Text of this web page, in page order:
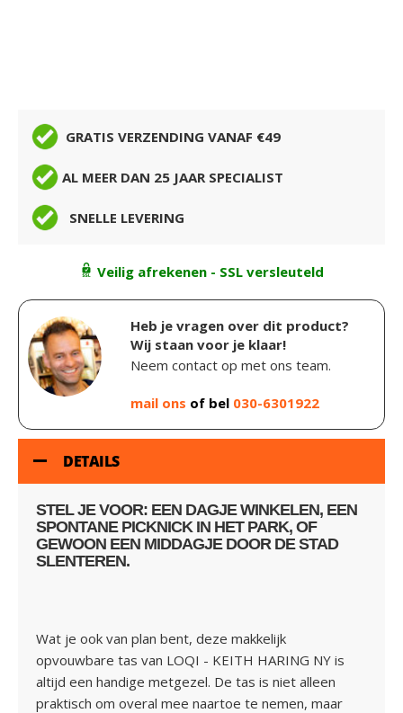
GRATIS VERZENDING VANAF €49
AL MEER DAN 25 JAAR SPECIALIST
SNELLE LEVERING
Veilig afrekenen - SSL versleuteld
Heb je vragen over dit product?
Wij staan voor je klaar!
Neem contact op met ons team.
mail ons of bel 030-6301922
DETAILS
STEL JE VOOR: EEN DAGJE WINKELEN, EEN
SPONTANE PICKNICK IN HET PARK, OF
GEWOON EEN MIDDAGJE DOOR DE STAD
SLENTEREN.
Wat je ook van plan bent, deze makkelijk
opvouwbare tas van LOQI - KEITH HARING NY is
altijd een handige metgezel. De tas is niet alleen
praktisch om overal mee naartoe te nemen, maar